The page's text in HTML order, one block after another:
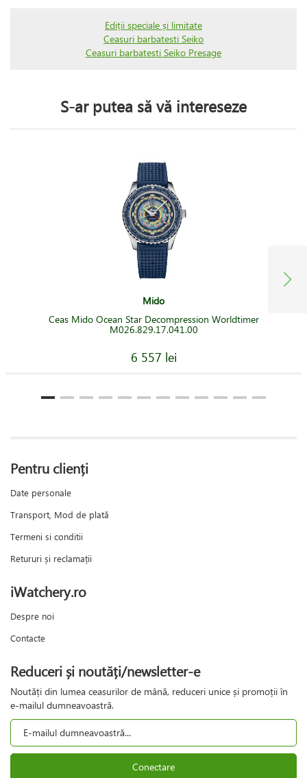
Ediții speciale și limitate
Ceasuri barbatesti Seiko
Ceasuri barbatesti Seiko Presage
S-ar putea să vă intereseze
Mido
Ceas Mido Ocean Star Decompression Worldtimer
M026.829.17.041.00
6 557 lei
Pentru clienți
Date personale
Transport, Mod de plată
Termeni si conditii
Retururi și reclamații
iWatchery.ro
Despre noi
Contacte
Reduceri și noutăți/newsletter-e
Noutăți din lumea ceasurilor de mână, reduceri unice și promoții în
e-mailul dumneavoastră.
Conectare